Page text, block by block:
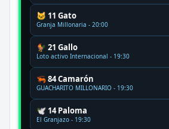
🐱 11 Gato
Granja Millonaria - 20:00
🐓 21 Gallo
Loto activo Internacional - 19:30
🦐 84 Camarón
GUACHARITO MILLONARIO - 19:30
🕊️ 14 Paloma
El Granjazo - 19:30